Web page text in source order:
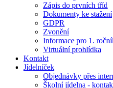
Zápis do prvních tříd
Dokumenty ke stažení
GDPR
Zvonění
Informace pro 1.
Virtuální prohlídka
Kontakt
Jídelníček
Objednávky přes
Školní jídelna -